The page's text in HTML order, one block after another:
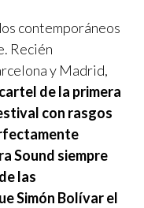
contemporáneos
Recién
y Madrid,
de la primera
con rasgos
Sound siempre
las
Simón Bolívar el